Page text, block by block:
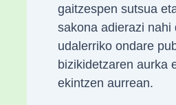
gaitzespen sutsua
sakona adierazi nahi
udalerriko ondare
bizikidetzaren aurka
ekintzen aurrean.